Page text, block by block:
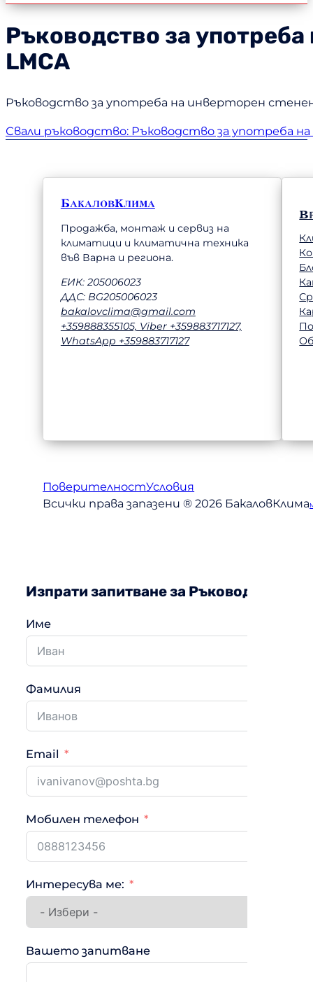
Ръководство за
LMCA
Ръководство за употреба на инверторен
Свали ръководство: Ръководство за употреба
БакаловКлима
Продажба, монтаж и сервиз на
климатици и климатична техника
във Варна и региона.
ЕИК: 205006023
ДДС: BG205006023
bakalovclima@gmail.com
+359888355105, Viber +359883717127,
WhatsApp +359883717127
ПоверителностУсловия
Всички права запазени ® 2026 БакаловКлима
Изпрати запитване за Ръководство
Име
Фамилия
Email
Мобилен телефон
Интересува ме:
Вашето запитване